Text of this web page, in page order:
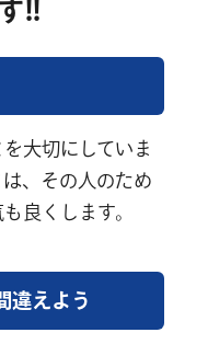
!!
大切にしていま
、その人のため
良くします。
違えよう